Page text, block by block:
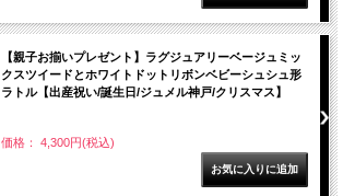
【親子お揃いプレゼント】ラグジュアリーベージュミッ
クスツイードとホワイトドットリボンベビーシュシュ形
ラトル【出産祝い/誕生日/ジュメル神戸/クリスマス】
価格： 4,300円(税込)